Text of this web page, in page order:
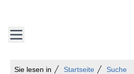
Sie lesen in Startseite Suche